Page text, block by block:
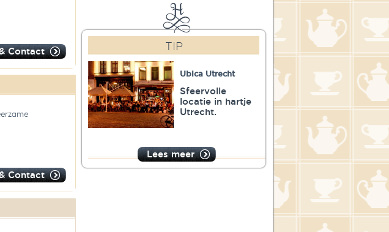
Contact
Contact
TIP
Ubica Utrecht
Sfeervolle
locatie in hartje
Utrecht.
Lees meer